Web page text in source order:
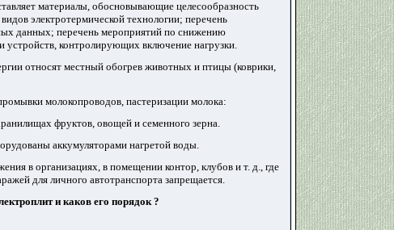
материалы, обосновывающие целесообразность
электротермической технологии; перечень
данных; перечень мероприятий по снижению
контролирующих включение нагрузки.
относят местный обогрев животных и птицы (коврики,
молокопроводов, пастеризации молока:
фруктов, овощей и семенного зерна.
аккумуляторами нагретой воды.
в организациях, в помещении контор, клубов и т. д., где
для личного автотранспорта запрещается.
и каков его порядок?